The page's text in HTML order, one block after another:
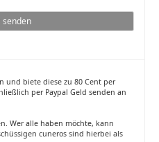
senden
und biete diese zu 80 Cent per
per Paypal Geld senden an
Wer alle haben möchte, kann
cuneros sind hierbei als